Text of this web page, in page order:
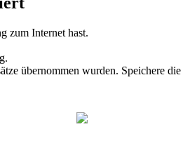
zum Internet hast.
übernommen wurden. Speichere